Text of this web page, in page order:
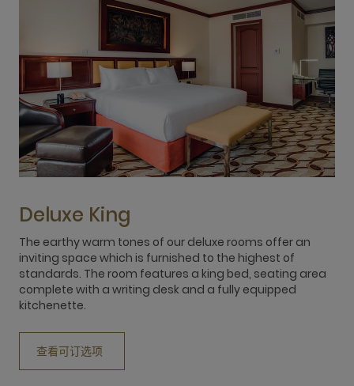
Deluxe King
The earthy warm tones of our deluxe rooms offer an
inviting space which is furnished to the highest of
standards. The room features a king bed, seating area
complete with a writing desk and a fully equipped
kitchenette.
查看可订选项